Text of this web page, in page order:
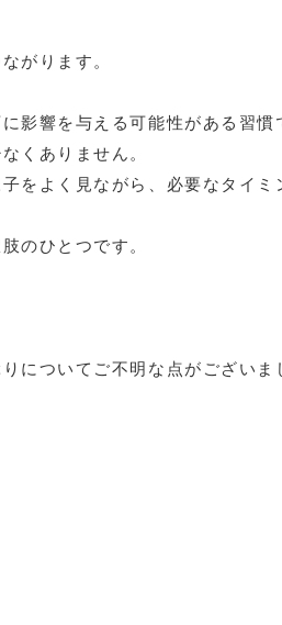
がります。
影響を与える可能性がある習慣
くありません。
をよく見ながら、必要なタイミ
のひとつです。
についてご不明な点がございま